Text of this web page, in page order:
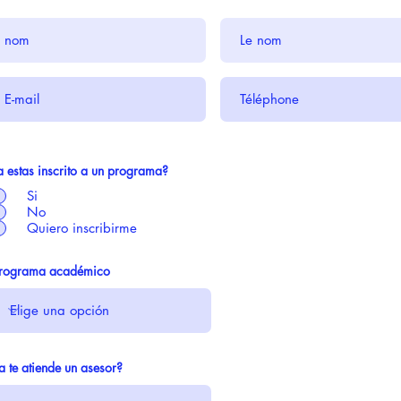
estas inscrito a un programa?
Si
No
Quiero inscribirme
académico
te atiende un asesor?